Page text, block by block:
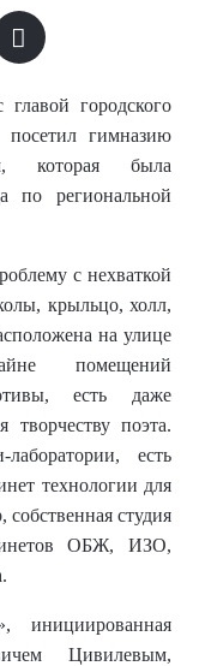
городского
посетил гимназию
которая была
по региональной
с нехваткой
крыльцо, холл,
на улице
помещений
есть даже
творчеству поэта.
есть
технологии для
студия
ОБЖ, ИЗО,
инициированная
Цивилевым,